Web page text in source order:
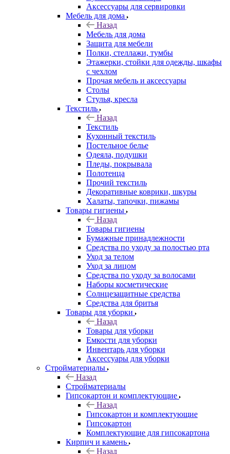
Аксессуары для сервировки
Мебель для дома
Назад
Мебель для дома
Защита для мебели
Полки, стеллажи, тумбы
Этажерки, стойки для одежды, шкафы
с чехлом
Прочая мебель и аксессуары
Столы
Стулья, кресла
Текстиль
Назад
Текстиль
Кухонный текстиль
Постельное белье
Одеяла, подушки
Пледы, покрывала
Полотенца
Прочий текстиль
Декоративные коврики, шкуры
Халаты, тапочки, пижамы
Товары гигиены
Назад
Товары гигиены
Бумажные принадлежности
Средства по уходу за полостью рта
Уход за телом
Уход за лицом
Средства по уходу за волосами
Наборы косметические
Солнцезащитные средства
Средства для бритья
Товары для уборки
Назад
Товары для уборки
Емкости для уборки
Инвентарь для уборки
Аксессуары для уборки
Стройматериалы
Назад
Стройматериалы
Гипсокартон и комплектующие
Назад
Гипсокартон и комплектующие
Гипсокартон
Комплектующие для гипсокартона
Кирпич и камень
Назад